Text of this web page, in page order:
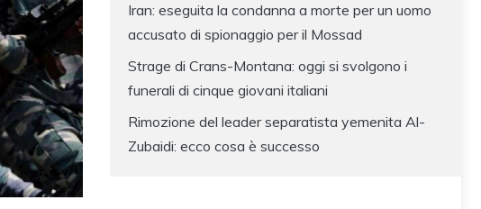
Iran: eseguita la condanna a morte per un uomo
accusato di spionaggio per il Mossad
Strage di Crans-Montana: oggi si svolgono i
funerali di cinque giovani italiani
Rimozione del leader separatista yemenita Al-
Zubaidi: ecco cosa è successo